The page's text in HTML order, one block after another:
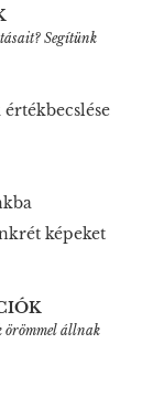
Segítünk
képeket
állnak